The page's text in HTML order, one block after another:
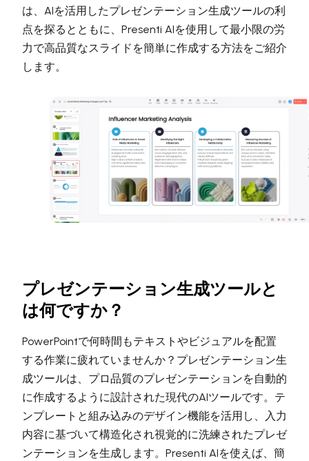
は、AIを活用したプレゼンテーション生成ツールの利
点を探るとともに、Presenti AIを使用して最小限の労
力で高品質なスライドを簡単に作成する方法をご紹介
します。
プレゼンテーション生成ツールと
は何ですか？
PowerPointで何時間もテキストやビジュアルを配置
する作業に疲れていませんか？プレゼンテーション生
成ツールは、プロ品質のプレゼンテーションを自動的
に作成するように設計された現代のAIツールです。テ
ンプレートと組み込みのデザイン機能を活用し、入力
内容に基づいて構造化され視覚的に洗練されたプレゼ
ンテーションを生成します。Presenti AIを使えば、簡